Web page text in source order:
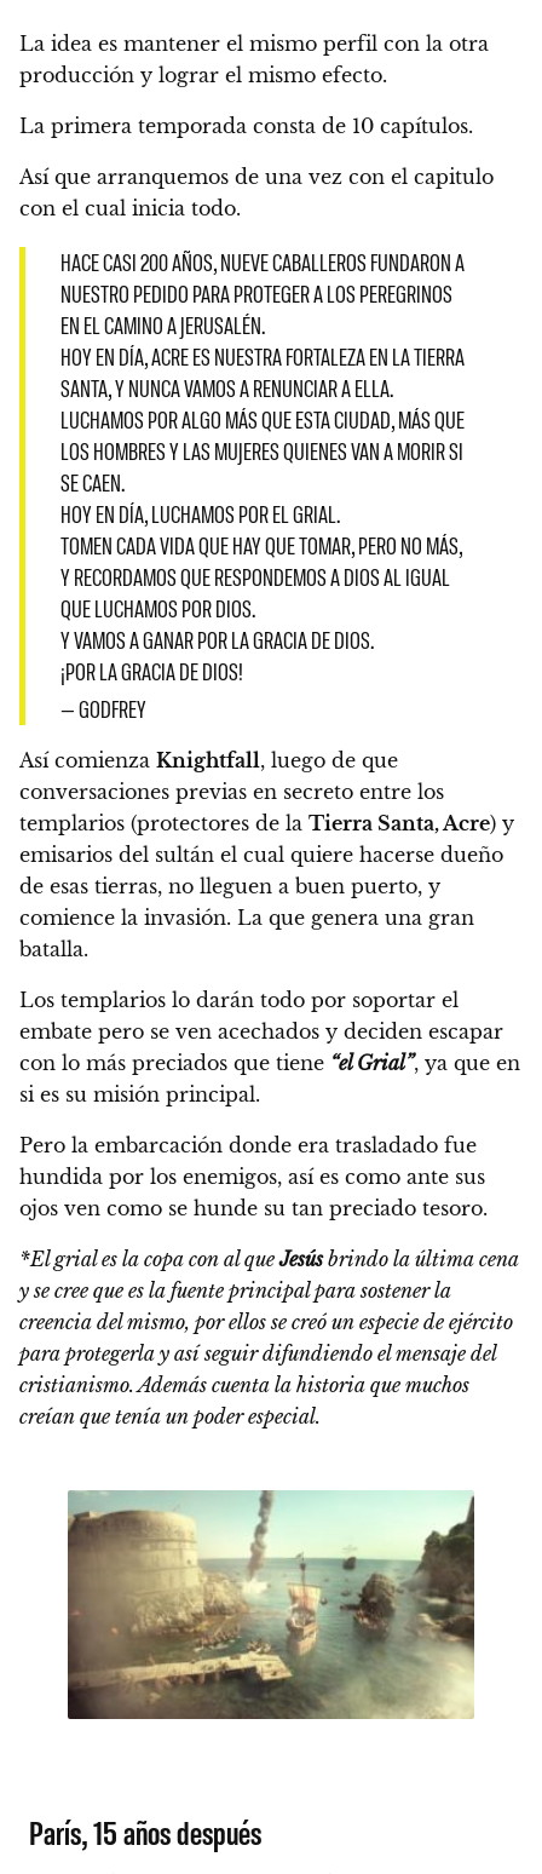
La idea es mantener el mismo perfil con la otra
producción y lograr el mismo efecto.
La primera temporada consta de 10 capítulos.
Así que arranquemos de una vez con el capitulo
con el cual inicia todo.
HACE CASI 200 AÑOS, NUEVE CABALLEROS FUNDARON A
NUESTRO PEDIDO PARA PROTEGER A LOS PEREGRINOS
EN EL CAMINO A JERUSALÉN.
HOY EN DÍA, ACRE ES NUESTRA FORTALEZA EN LA TIERRA
SANTA, Y NUNCA VAMOS A RENUNCIAR A ELLA.
LUCHAMOS POR ALGO MÁS QUE ESTA CIUDAD, MÁS QUE
LOS HOMBRES Y LAS MUJERES QUIENES VAN A MORIR SI
SE CAEN.
HOY EN DÍA, LUCHAMOS POR EL GRIAL.
TOMEN CADA VIDA QUE HAY QUE TOMAR, PERO NO MÁS,
Y RECORDAMOS QUE RESPONDEMOS A DIOS AL IGUAL
QUE LUCHAMOS POR DIOS.
Y VAMOS A GANAR POR LA GRACIA DE DIOS.
¡POR LA GRACIA DE DIOS!
— GODFREY
Así comienza Knightfall, luego de que
conversaciones previas en secreto entre los
templarios (protectores de la Tierra Santa, Acre) y
emisarios del sultán el cual quiere hacerse dueño
de esas tierras, no lleguen a buen puerto, y
comience la invasión. La que genera una gran
batalla.
Los templarios lo darán todo por soportar el
embate pero se ven acechados y deciden escapar
con lo más preciados que tiene “el Grial”, ya que en
si es su misión principal.
Pero la embarcación donde era trasladado fue
hundida por los enemigos, así es como ante sus
ojos ven como se hunde su tan preciado tesoro.
*El grial es la copa con al queJesúsbrindo la última cena
y se cree que es la fuente principal para sostener la
creencia del mismo, por ellos se creó un especie de ejército
para protegerla y así seguir difundiendo el mensaje del
cristianismo. Además cuenta la historia que muchos
creían que tenía un poder especial.
París, 15 años después